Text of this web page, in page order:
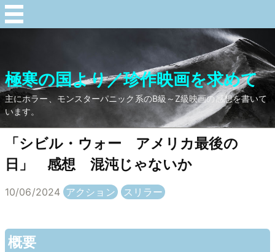
極寒の国より／珍作映画を求めて
主にホラー、モンスターパニック系のB級～Z級映画の感想を書いて
います。
「シビル・ウォー アメリカ最後の
日」 感想 混沌じゃないか
10/06/2024 アクション スリラー
概要